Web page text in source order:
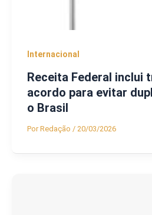
Internacional
Receita Federal inclui
acordo para evitar
o Brasil
PorRedação / 20/03/2026